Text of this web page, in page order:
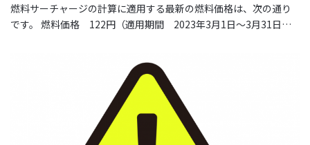
燃料サーチャージの計算に適用する最新の燃料価格は、次の通り
です。 燃料価格 122円（適用期間 2023年3月1日～3月31日）